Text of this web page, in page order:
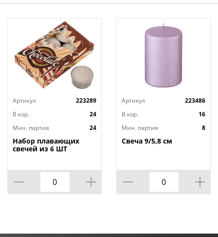
Артикул
223289
В кор.
24
Мин. партия
24
Набор плавающих
свечей из 6 ШТ
Артикул
223486
В кор.
16
Мин. партия
8
Свеча 9/5,8 см